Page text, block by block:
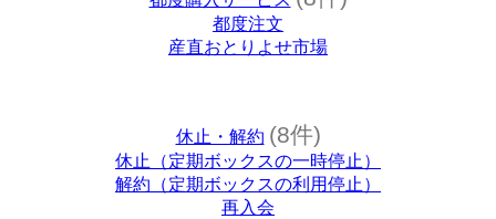
都度注文
産直おとりよせ市場
休止・解約 (8件)
休止（定期ボックスの一時停止）
解約（定期ボックスの利用停止）
再入会